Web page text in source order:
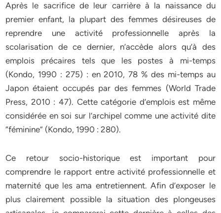
Après le sacrifice de leur carrière à la naissance du
premier enfant, la plupart des femmes désireuses de
reprendre une activité professionnelle après la
scolarisation de ce dernier, n’accède alors qu’à des
emplois précaires tels que les postes à mi-temps
(Kondo, 1990 : 275) : en 2010, 78 % des mi-temps au
Japon étaient occupés par des femmes (World Trade
Press, 2010 : 47). Cette catégorie d’emplois est même
considérée en soi sur l’archipel comme une activité dite
“féminine” (Kondo, 1990 : 280).
Ce retour socio-historique est important pour
comprendre le rapport entre activité professionnelle et
maternité que les ama entretiennent. Afin d’exposer le
plus clairement possible la situation des plongeuses